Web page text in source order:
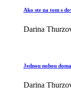
Ako ste na tom s
Darina
Jednou nohou
Darina